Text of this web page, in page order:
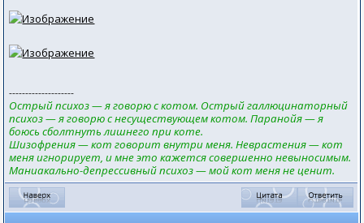
--------------------
Острый психоз — я говорю с котом. Острый галлюцинаторный
психоз — я говорю с несуществующем котом. Паранойя — я
боюсь сболтнуть лишнего при коте.
Шизофрения — кот говорит внутри меня. Неврастения — кот
меня игнорирует, и мне это кажется совершенно невыносимым.
Маниакально-депрессивный психоз — мой кот меня не ценит.